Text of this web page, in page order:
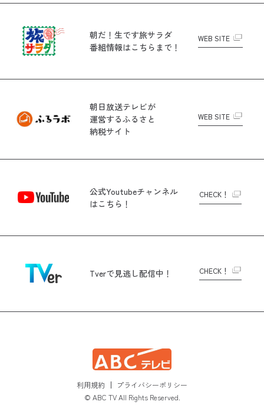
朝だ！生です旅サラダ
番組情報はこちらまで！
WEB SITE
朝日放送テレビが
運営するふるさと
納税サイト
WEB SITE
公式Youtubeチャンネル
はこちら！
CHECK！
Tverで見逃し配信中！ CHECK！
利用規約
プライバシーポリシー
© ABC TV All Rights Reserved.